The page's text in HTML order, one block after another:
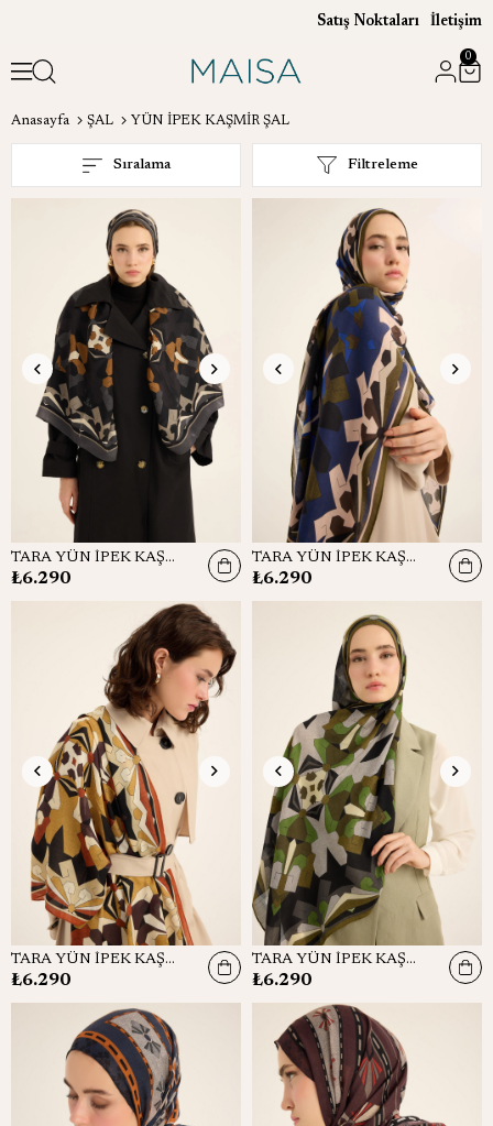
Satış Noktaları İletişim
0
Anasayfa ŞAL YÜN İPEK KAŞMİR ŞAL
Filtreleme
Sıralama
TARA YÜN İPEK KAŞMİR ŞAL 70*200 CM - ANTRASİT
₺6.290
TARA YÜN İPEK KAŞMİR ŞAL 70*200 CM - LACİVERT
₺6.290
TARA YÜN İPEK KAŞMİR ŞAL 70*200 CM - TURUNCU
₺6.290
TARA YÜN İPEK KAŞMİR ŞAL 70*200 CM - YEŞİL
₺6.290